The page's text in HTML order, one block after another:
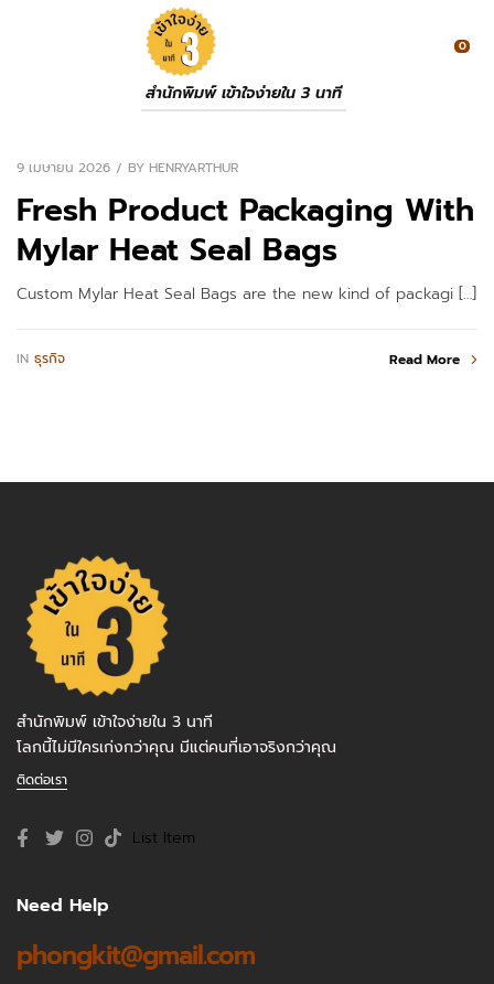
สำนักพิมพ์ เข้าใจง่ายใน 3 นาที
0
9 เมษายน 2026 BY HENRYARTHUR
Fresh Product Packaging With
Mylar Heat Seal Bags
Custom Mylar Heat Seal Bags are the new kind of packagi […]
IN ธุรกิจ Read More
สำนักพิมพ์ เข้าใจง่ายใน 3 นาที
โลกนี้ไม่มีใครเก่งกว่าคุณ มีแต่คนที่เอาจริงกว่าคุณ
ติดต่อเรา
List Item
Need Help
phongkit@gmail.com